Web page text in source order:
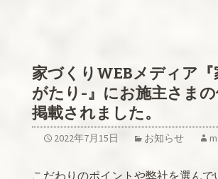
家づくりWEBメディア『
がたり-』にお施主さま
掲載されました。
2022年7月15日 お知らせ
こだわりのポイントや弊社を選んで